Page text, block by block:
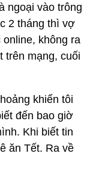
ngoại vào trông
2 tháng thì vợ
không ra
trên mạng, cuối
khiến tôi
đến bao giờ
Khi biết tin
ăn Tết. Ra về